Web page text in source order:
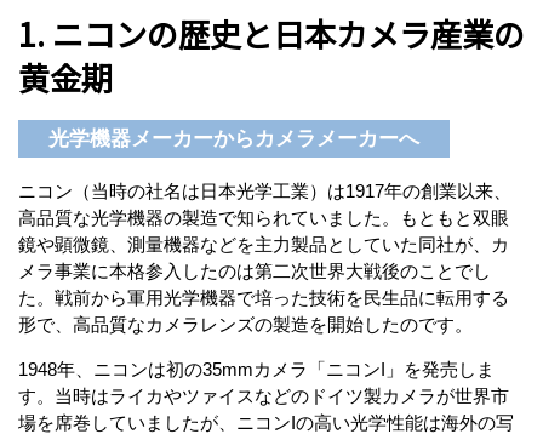
1. ニコンの歴史と日本カメラ産業の
黄金期
光学機器メーカーからカメラメーカーへ
ニコン（当時の社名は日本光学工業）は1917年の創業以来、
高品質な光学機器の製造で知られていました。もともと双眼
鏡や顕微鏡、測量機器などを主力製品としていた同社が、カ
メラ事業に本格参入したのは第二次世界大戦後のことでし
た。戦前から軍用光学機器で培った技術を民生品に転用する
形で、高品質なカメラレンズの製造を開始したのです。
1948年、ニコンは初の35mmカメラ「ニコンI」を発売しま
す。当時はライカやツァイスなどのドイツ製カメラが世界市
場を席巻していましたが、ニコンIの高い光学性能は海外の写